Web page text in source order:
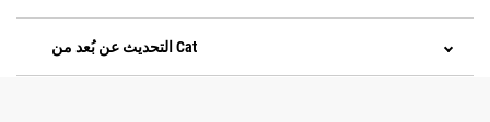
التحديث عن بُعد من Cat